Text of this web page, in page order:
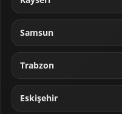
Samsun
Trabzon
Eskişehir